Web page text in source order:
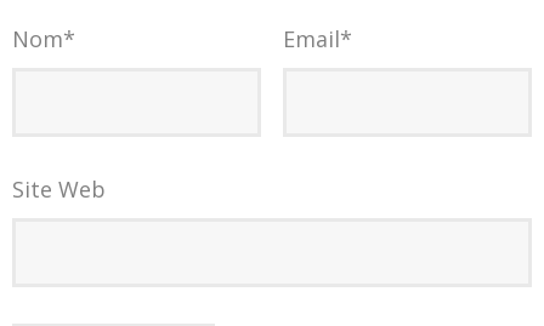
Nom* Email*
Site Web